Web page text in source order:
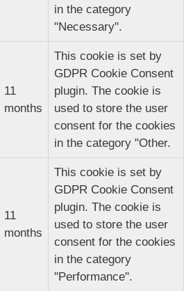
in the category
"Necessary".
11
months
This cookie is set by
GDPR Cookie Consent
plugin. The cookie is
used to store the user
consent for the cookies
in the category "Other.
11
months
This cookie is set by
GDPR Cookie Consent
plugin. The cookie is
used to store the user
consent for the cookies
in the category
"Performance".